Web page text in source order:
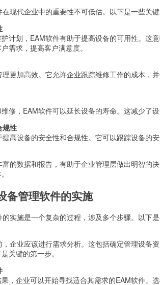
现代企业中的重要性不可低估。以下是一些关键
计划，EAM软件有助于提高设备的可用性。这
需求，提高客户满意度。
理更加高效。它允许企业跟踪维修工作的成本，
修，EAM软件可以延长设备的寿命。这减少了
规性
高设备的安全性和合规性。它可以跟踪设备的
富的数据和报告，有助于企业管理层做出明智的
备管理软件的实施
实施是一个复杂的过程，涉及多个步骤。以下
，企业应该进行需求分析。这包括确定管理设备
关键的第一步。
，企业可以开始寻找适合其需求的EAM软件。